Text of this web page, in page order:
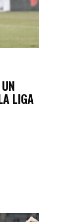
LIGA